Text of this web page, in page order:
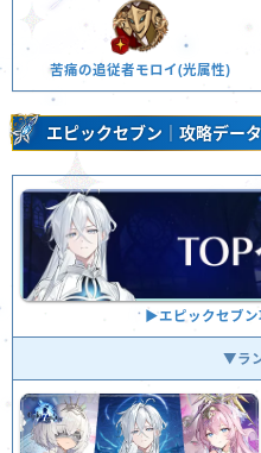
苦痛の追従者モロイ(光属性)
エピックセブン｜攻略デー
▶︎エピックセブ
▼ラ